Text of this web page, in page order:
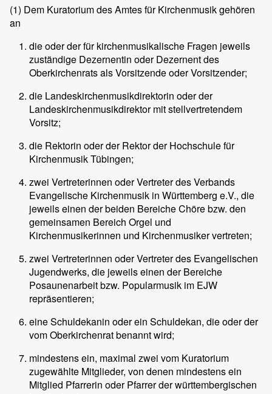
(1) Dem Kuratorium des Amtes für Kirchenmusik gehören
an
die oder der für kirchenmusikalische Fragen jeweils
zuständige Dezernentin oder Dezernent des
Oberkirchenrats als Vorsitzende oder Vorsitzender;
die Landeskirchenmusikdirektorin oder der
Landeskirchenmusikdirektor mit stellvertretendem
Vorsitz;
die Rektorin oder der Rektor der Hochschule für
Kirchenmusik Tübingen;
zwei Vertreterinnen oder Vertreter des Verbands
Evangelische Kirchenmusik in Württemberg e.V., die
jeweils einen der beiden Bereiche Chöre bzw. den
gemeinsamen Bereich Orgel und
Kirchenmusikerinnen und Kirchenmusiker vertreten;
zwei Vertreterinnen oder Vertreter des Evangelischen
Jugendwerks, die jeweils einen der Bereiche
Posaunenarbeit bzw. Popularmusik im EJW
repräsentieren;
eine Schuldekanin oder ein Schuldekan, die oder der
vom Oberkirchenrat benannt wird;
mindestens ein, maximal zwei vom Kuratorium
zugewählte Mitglieder, von denen mindestens ein
Mitglied Pfarrerin oder Pfarrer der württembergischen